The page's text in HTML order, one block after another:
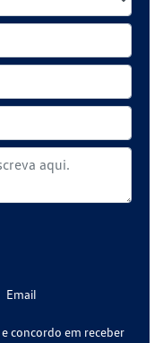
Email
e concordo em receber